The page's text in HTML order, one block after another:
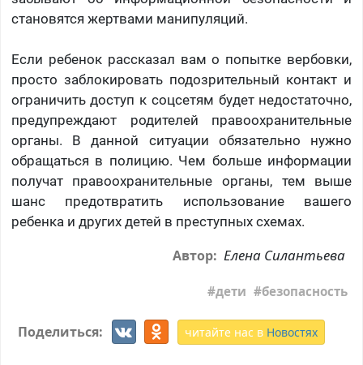
становятся жертвами манипуляций.
Если ребенок рассказал вам о попытке вербовки,
просто заблокировать подозрительный контакт и
ограничить доступ к соцсетям будет недостаточно,
предупреждают родителей правоохранительные
органы. В данной ситуации обязательно нужно
обращаться в полицию. Чем больше информации
получат правоохранительные органы, тем выше
шанс предотвратить использование вашего
ребенка и других детей в преступных схемах.
Автор: Елена Силантьева
дети безопасность
Поделиться: читайте нас в Новостях